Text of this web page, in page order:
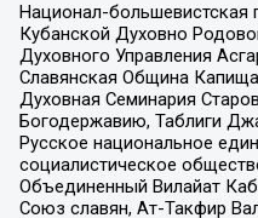
Национал-большевистская
Кубанской Духовно
Духовного Управления
Славянская Община
Духовная Семинария
Богодержавию, Таблиги
Русское национальное
социалистическое
Объединенный Вилайат
Союз славян, Ат-Такфир